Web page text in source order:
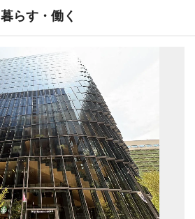
暮らす・働く